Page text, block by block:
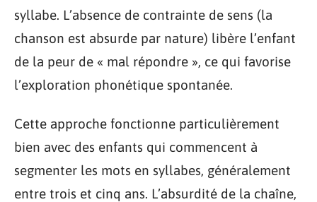
syllabe. L’absence de contrainte de sens (la
chanson est absurde par nature) libère l’enfant
de la peur de « mal répondre », ce qui favorise
l’exploration phonétique spontanée.
Cette approche fonctionne particulièrement
bien avec des enfants qui commencent à
segmenter les mots en syllabes, généralement
entre trois et cinq ans. L’absurdité de la chaîne,